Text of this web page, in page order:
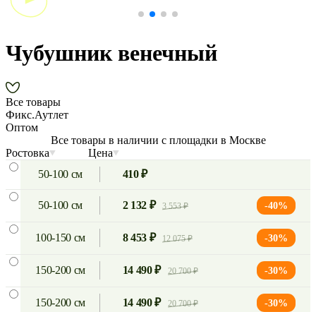
Чубушник венечный
Все товары
Фикс.Аутлет
Оптом
Все товары в наличии с площадки в Москве
Ростовка
Цена
50-100 см
410 ₽
50-100 см 2 132 ₽ 3 553 ₽ -40%
100-150 см 8 453 ₽ 12 075 ₽ -30%
150-200 см 14 490 ₽ 20 700 ₽ -30%
150-200 см 14 490 ₽ 20 700 ₽ -30%